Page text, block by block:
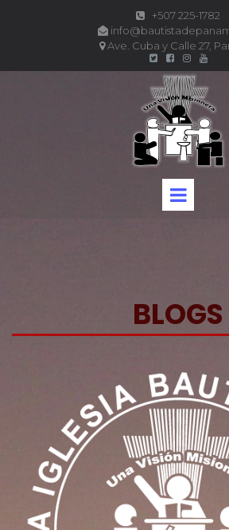
 +507 225-1782

Ave. Cuba y Calle 27,
   
BLOGS